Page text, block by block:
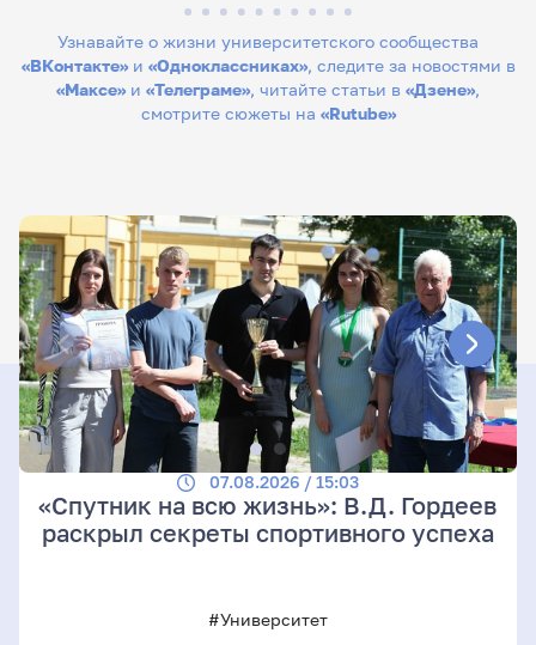
Узнавайте о жизни университетского сообщества
«ВКонтакте»и «Одноклассниках», следите за новостями в
«Максе» и «Телеграме», читайте статьи в «Дзене»,
смотрите сюжеты на «Rutube»
07.08.2026 / 15:03
«Спутник на всю жизнь»: В.Д. Гордеев
раскрыл секреты спортивного успеха
#Университет